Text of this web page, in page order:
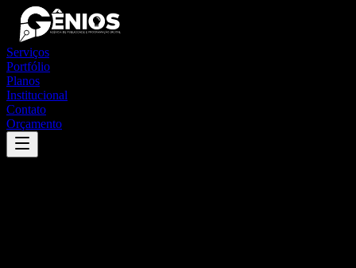
Serviços
Portfólio
Planos
Institucional
Contato
Orçamento